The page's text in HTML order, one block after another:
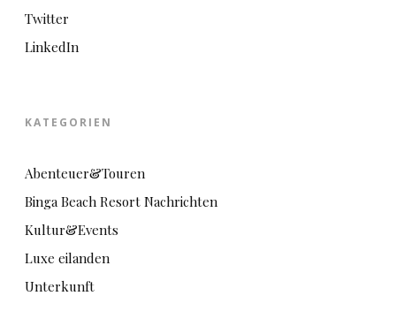
Twitter
LinkedIn
KATEGORIEN
Abenteuer&Touren
Binga Beach Resort Nachrichten
Kultur&Events
Luxe eilanden
Unterkunft